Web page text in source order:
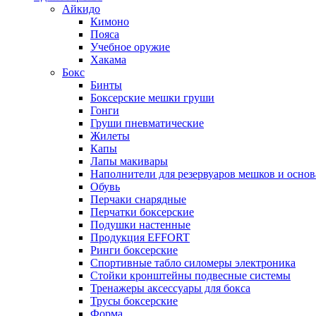
Айкидо
Кимоно
Пояса
Учебное оружие
Хакама
Бокс
Бинты
Боксерские мешки груши
Гонги
Груши пневматические
Жилеты
Капы
Лапы макивары
Наполнители для резервуаров мешков и
Обувь
Перчаки снарядные
Перчатки боксерские
Подушки настенные
Продукция EFFORT
Ринги боксерские
Спортивные табло силомеры электроника
Стойки кронштейны подвесные системы
Тренажеры аксессуары для бокса
Трусы боксерские
Форма